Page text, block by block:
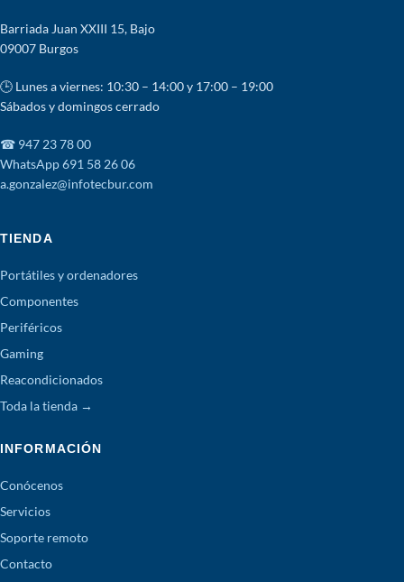
Barriada Juan XXIII 15, Bajo
09007 Burgos
🕒 Lunes a viernes: 10:30 – 14:00 y 17:00 – 19:00
Sábados y domingos cerrado
☎ 947 23 78 00
WhatsApp 691 58 26 06
a.gonzalez@infotecbur.com
TIENDA
Portátiles y ordenadores
Componentes
Periféricos
Gaming
Reacondicionados
Toda la tienda →
INFORMACIÓN
Conócenos
Servicios
Soporte remoto
Contacto